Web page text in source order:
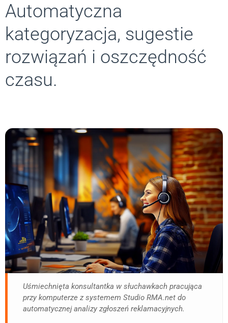
Automatyczna
kategoryzacja, sugestie
rozwiązań i oszczędność
czasu.
Uśmiechnięta konsultantka w słuchawkach pracująca
przy komputerze z systemem Studio RMA.net do
automatycznej analizy zgłoszeń reklamacyjnych.